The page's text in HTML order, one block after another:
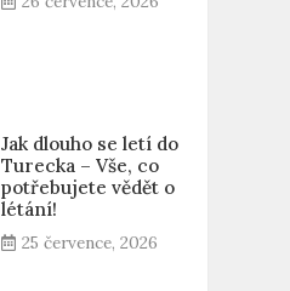
Jak dlouho se letí do
Turecka – Vše, co
potřebujete vědět o
létání!
25 července, 2026